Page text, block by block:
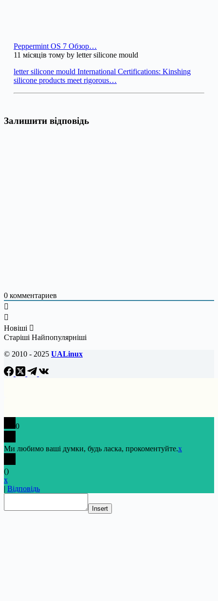
Peppermint OS 7 Обзор…
11 місяців тому by letter silicone mould
letter silicone mould International Certifications: Kinshing
silicone products meet rigorous…
Залишити відповідь
0 комментариев
Новіші
Старіші Найпопулярніші
© 2010 - 2025 UALinux
0
Ми любимо ваші думки, будь ласка, прокоментуйте.x
()
x
| Відповідь
Insert